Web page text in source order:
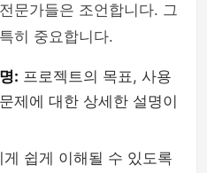
문가들은 조언합니다. 그
히 중요합니다.
: 프로젝트의 목표, 사용
제에 대한 상세한 설명이
게 쉽게 이해될 수 있도록